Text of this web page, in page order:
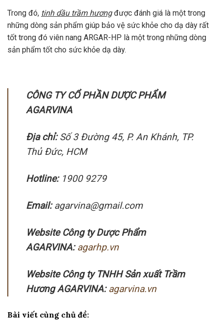
Trong đó, tinh dầu trầm hươngđược đánh giá là một trong
những dòng sản phẩm giúp bảo vệ sức khỏe cho dạ dày rất
tốt trong đó viên nang ARGAR-HP là một trong những dòng
sản phẩm tốt cho sức khỏe dạ dày.
CÔNG TY CỔ PHẦN DƯỢC PHẨM
AGARVINA
Địa chỉ:Số 3 Đường 45, P. An Khánh, TP.
Thủ Đức, HCM
Hotline: 1900 9279
Email:agarvina@gmail.com
Website Công ty Dược Phẩm
AGARVINA: agarhp.vn
Website Công ty TNHH Sản xuất Trầm
Hương AGARVINA:agarvina.vn
Bài viết cùng chủ đề: